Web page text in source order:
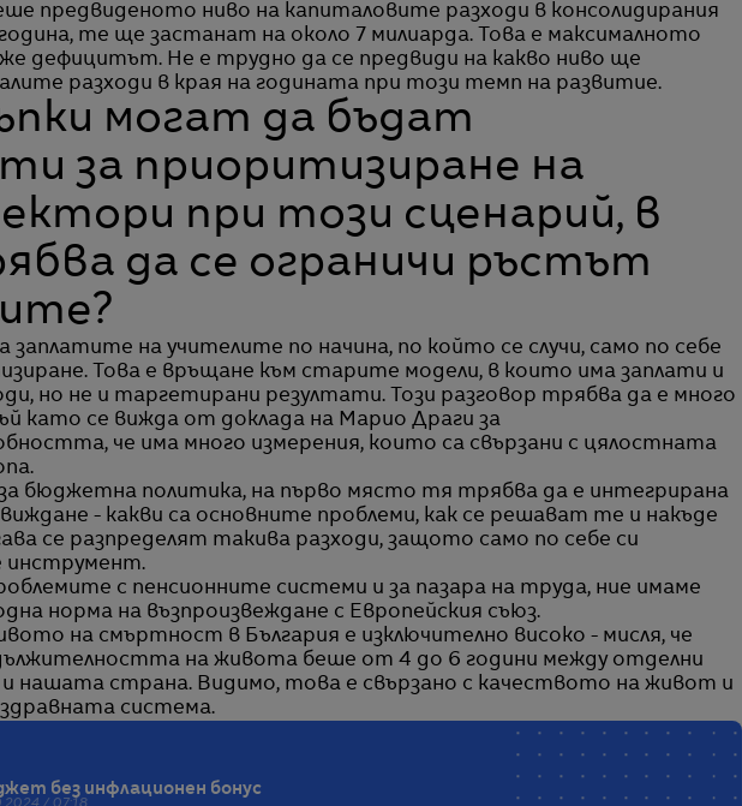
предвиденото ниво на капиталовите разходи в консолидирания
те ще застанат на около 7 милиарда. Това е максималното
дефицитът. Не е трудно да се предвиди на какво ниво ще
разходи в края на годината при този темп на развитие.
могат да бъдат
за приоритизиране на
при този сценарий, в
да се ограничи ръстът
заплатите на учителите по начина, по който се случи, само по себе
Това е връщане към старите модели, в които има заплати и
но не и таргетирани резултати. Този разговор трябва да е много
като се вижда от доклада на Марио Драги за
че има много измерения, които са свързани с цялостната
бюджетна политика, на първо място тя трябва да е интегрирана
- какви са основните проблеми, как се решават те и накъде
се разпределят такива разходи, защото само по себе си
инструмент.
с пенсионните системи и за пазара на труда, ние имаме
норма на възпроизвеждане с Европейския съюз.
на смъртност в България е изключително високо - мисля, че
на живота беше от 4 до 6 години между отделни
и нашата страна. Видимо, това е свързано с качеството на живот и
система.
без инфлационен бонус